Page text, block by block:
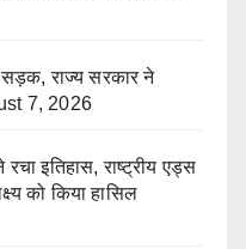
राज्य सरकार ने
7, 2026
इतिहास, राष्ट्रीय एड्स
को किया हासिल